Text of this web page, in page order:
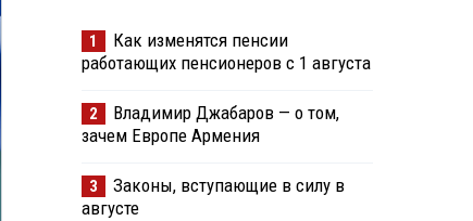
1
Как изменятся пенсии
работающих пенсионеров с 1 августа
2
Владимир Джабаров — о том,
зачем Европе Армения
3
Законы, вступающие в силу в
августе